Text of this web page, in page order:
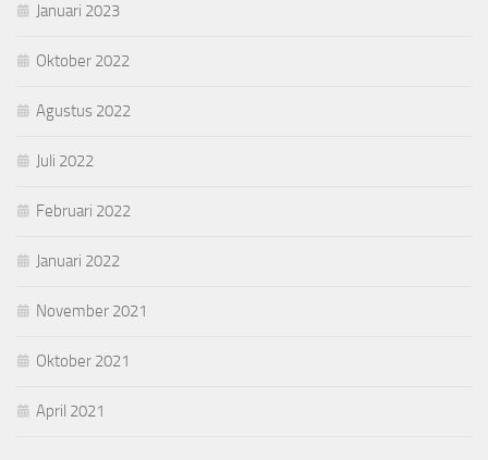
Januari 2023
Oktober 2022
Agustus 2022
Juli 2022
Februari 2022
Januari 2022
November 2021
Oktober 2021
April 2021